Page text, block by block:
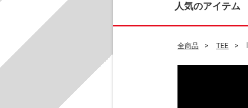
人気のアイテム
全商品 TEE